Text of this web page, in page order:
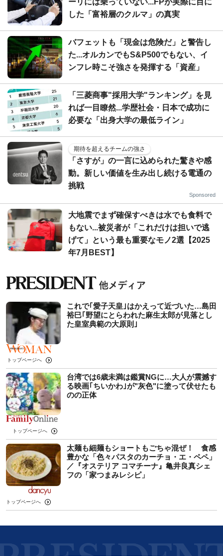
ーリには乗っていない...FPが実際に目に
した「富裕層のクルマ」の真実
バフェットも「現金は危険だ」と警告し
た...オルカンでもS&P500でもない、イ
ンフレ時こそ強さを発揮する「資産」
「三菱商事"採用大学"ランキング」を見
れば一目瞭然...学歴社会・日本で成功に
必要な「出身大学の最低ライン」
期待を超えるチームの強さ
「さすが」の一言に込められた驚きや感
動。新しい価値を生み出し続ける電通の
挑戦
Sponsored
大地震でまず確保すべきは水でも食料で
もない...被災者が「これだけは担いで逃
げて」という最も重要なモノ2選【2025
年7月BEST】
これで｢愛子天皇｣はかえって近づいた…島田
裕巳｢野望にとらわれた麻生太郎が見落とし
た皇室典範の大原則｣
トップページへ
台湾では6歳未満は鑑賞NGに…大人が震撼す
る映画｢ちいかわ｣が"灰色"に塗って伏せたも
のの正体
トップページへ
太麺も細麺もショートもごちゃ混ぜ！ 食感
豊かな「色々パスタのカーチョ・エ・ペペ」
／『オステリア コマチーナ』亀井良真シェ
フの「家つまみレシピ」
トップページへ